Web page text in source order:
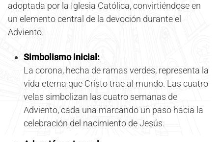
adoptada por la Iglesia Católica, convirtiéndose en
un elemento central de la devoción durante el
Adviento.
Simbolismo inicial:
La corona, hecha de ramas verdes, representa la
vida eterna que Cristo trae al mundo. Las cuatro
velas simbolizan las cuatro semanas de
Adviento, cada una marcando un paso hacia la
celebración del nacimiento de Jesús.